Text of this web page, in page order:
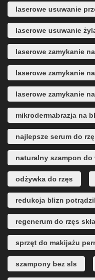
laserowe usuwanie
laserowe usuwanie
laserowe zamykanie
laserowe zamykanie
laserowe zamykanie
mikrodermabrazja na
najlepsze serum do
naturalny szampon do
odżywka do rzęs
redukcja blizn
regenerum do rzęs
sprzęt do makijażu
szampony bez sls